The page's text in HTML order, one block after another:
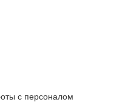
с персоналом